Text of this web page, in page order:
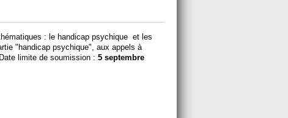
: le handicap psychique et les
"handicap psychique", aux appels à
limite de soumission : 5 septembre